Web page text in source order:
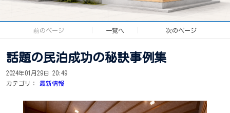
前のページ 一覧へ 次のページ
話題の民泊成功の秘訣事例集
2024年01月29日 20:49
カテゴリ：
最新情報